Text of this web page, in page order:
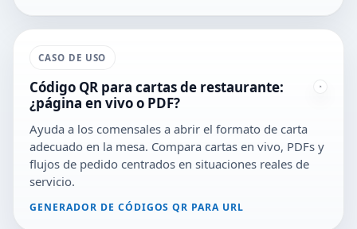
CASO DE USO
Código QR para cartas de restaurante:
¿página en vivo o PDF?
Ayuda a los comensales a abrir el formato de carta
adecuado en la mesa. Compara cartas en vivo, PDFs y
flujos de pedido centrados en situaciones reales de
servicio.
GENERADOR DE CÓDIGOS QR PARA URL